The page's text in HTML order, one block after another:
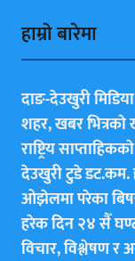
हाम्राे बारेमा
दाङ-देउखुरी
शहर, खबर
राष्ट्रिय
देउखुरी टुडे डट.कम.
ओझेलमा परेका
हरेक दिन २४ सैँ
विचार, विश्लेषण र